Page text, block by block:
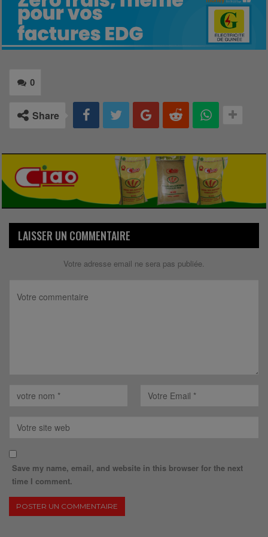
0
Share
LAISSER UN COMMENTAIRE
Votre adresse email ne sera pas publiée.
Save my name, email, and website in this browser for the next
time I comment.